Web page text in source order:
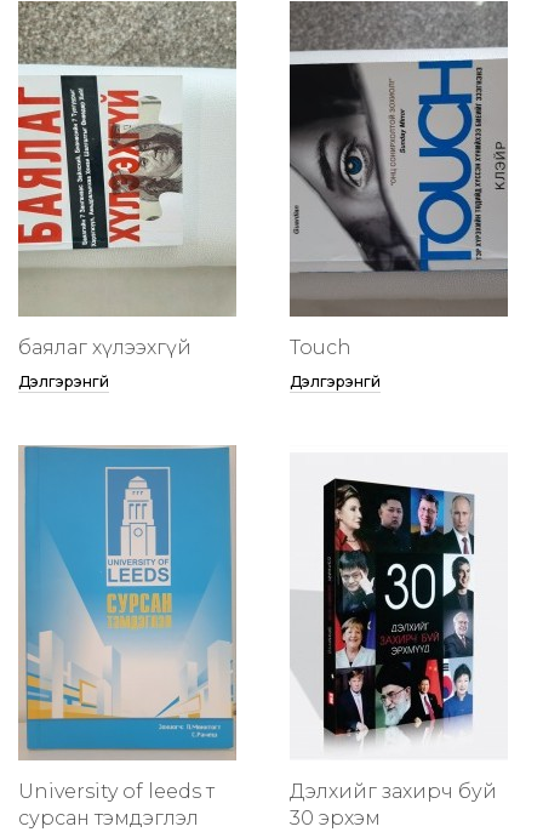
баялаг хүлээхгүй
Дэлгэрэнгүй
Touch
Дэлгэрэнгүй
University of leeds т
сурсан тэмдэглэл
Дэлхийг захирч буй
30 эрхэм